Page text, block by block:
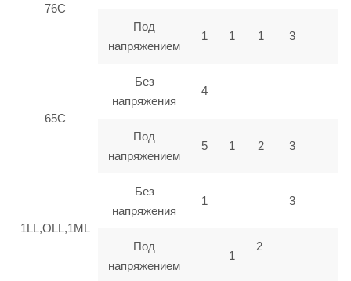
76C
Под
напряжением
1 1 1 3
65C
Без
напряжения
4
Под
напряжением
5 1 2 3
1LL,OLL,1ML
Без
напряжения
1 3
Под
напряжением
1
2